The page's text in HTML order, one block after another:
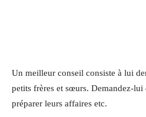
Un meilleur conseil consiste à lui
petits frères et sœurs. Demandez-lui
préparer leurs affaires etc.